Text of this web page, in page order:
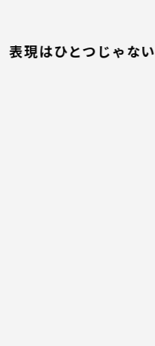
表現はひとつじゃない